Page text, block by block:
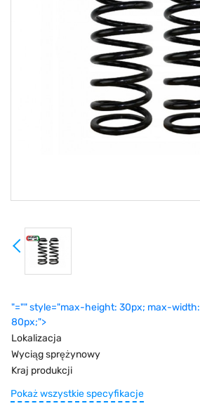
"="" style="max-height: 30px; max-width:
80px;">
Lokalizacja
Wyciąg sprężynowy
Kraj produkcji
Pokaż wszystkie specyfikacje